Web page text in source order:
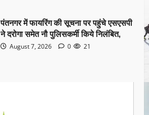
पंतनगर में फायरिंग की सूचना पर पहुंचे एसएसपी
ने दरोगा समेत नौ पुलिसकर्मी किये निलंबित,
August 7, 2026 0 21